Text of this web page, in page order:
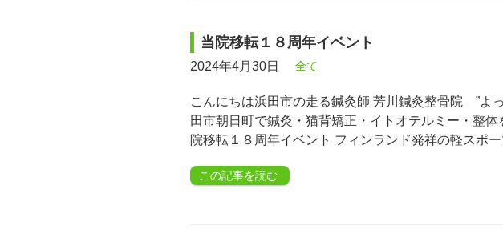
当院移転１８周年イベント
2024年4月30日 全て
こんにちは浜田市の走る鍼灸師 芳川鍼灸整骨院 ”よ
田市朝日町で鍼灸・猫背矯正・イトオテルミー・整
院移転１８周年イベント フィンランド発祥の軽スポ
この記事を読む